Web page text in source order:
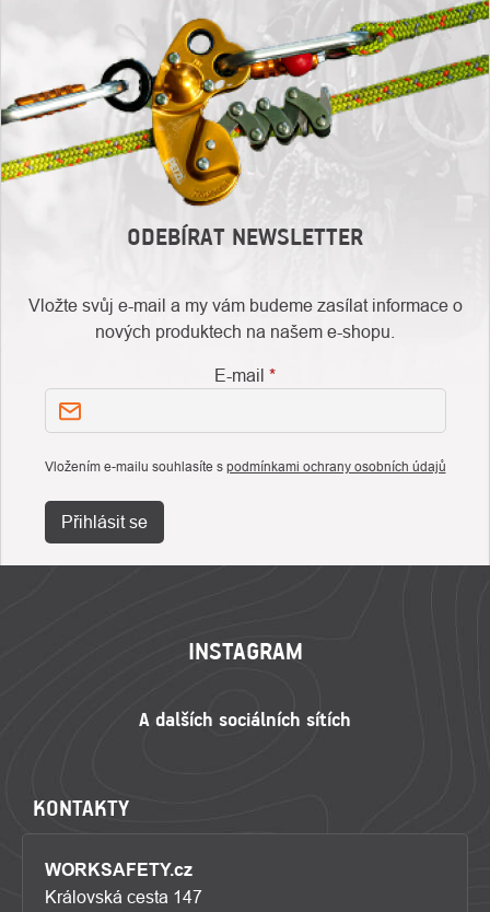
ODEBÍRAT NEWSLETTER
Vložte svůj e-mail a my vám budeme zasílat informace o
nových produktech na našem e-shopu.
E-mail
Vložením e-mailu souhlasíte s podmínkami ochrany osobních údajů
Přihlásit se
INSTAGRAM
KONTAKTY
WORKSAFETY.cz
Královská cesta 147